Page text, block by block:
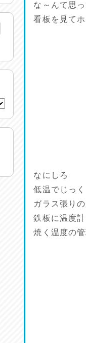
な～んて思っ
看板を見て
なにしろ
低温でじっ
ガラス張り
鉄板に温度
焼く温度の